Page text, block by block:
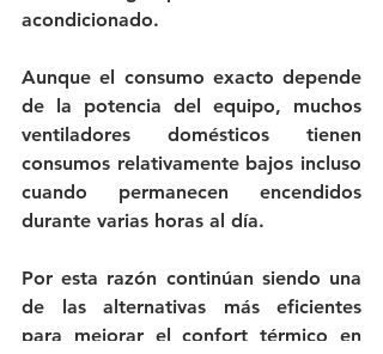
acondicionado.
Aunque el consumo exacto depende
de la potencia del equipo, muchos
ventiladores domésticos tienen
consumos relativamente bajos incluso
cuando permanecen encendidos
durante varias horas al día.
Por esta razón continúan siendo una
de las alternativas más eficientes
para mejorar el confort térmico en